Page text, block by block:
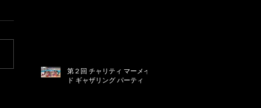
第２回 チャリティ マーメイ
ド ギャザリング パーティ